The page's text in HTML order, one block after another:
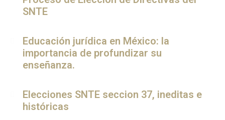
SNTE
Educación jurídica en México: la
importancia de profundizar su
enseñanza.
Elecciones SNTE seccion 37, ineditas e
históricas